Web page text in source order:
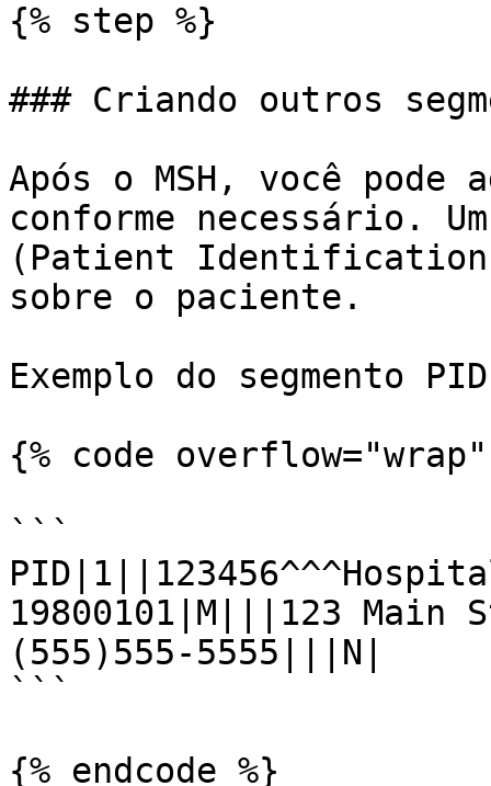
{% step %}
### Criando outros
Após o MSH, você pode
conforme necessário.
(Patient
sobre o paciente.
Exemplo do segmento
{% code
```
19800101|M|||123 Main
(555)555-5555|||N|
```
{% endcode %}